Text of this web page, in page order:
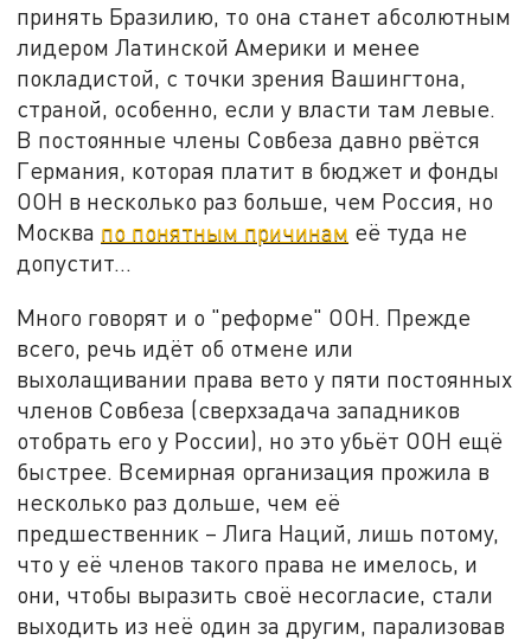
принять Бразилию, то она станет абсолютным
лидером Латинской Америки и менее
покладистой, с точки зрения Вашингтона,
страной, особенно, если у власти там левые.
В постоянные члены Совбеза давно рвётся
Германия, которая платит в бюджет и фонды
ООН в несколько раз больше, чем Россия, но
Москва по понятным причинам её туда не
допустит…
Много говорят и о "реформе" ООН. Прежде
всего, речь идёт об отмене или
выхолащивании права вето у пяти постоянных
членов Совбеза (сверхзадача западников
отобрать его у России), но это убьёт ООН ещё
быстрее. Всемирная организация прожила в
несколько раз дольше, чем её
предшественник – Лига Наций, лишь потому,
что у её членов такого права не имелось, и
они, чтобы выразить своё несогласие, стали
выходить из неё один за другим, парализовав